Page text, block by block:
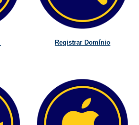
Registrar Domínio